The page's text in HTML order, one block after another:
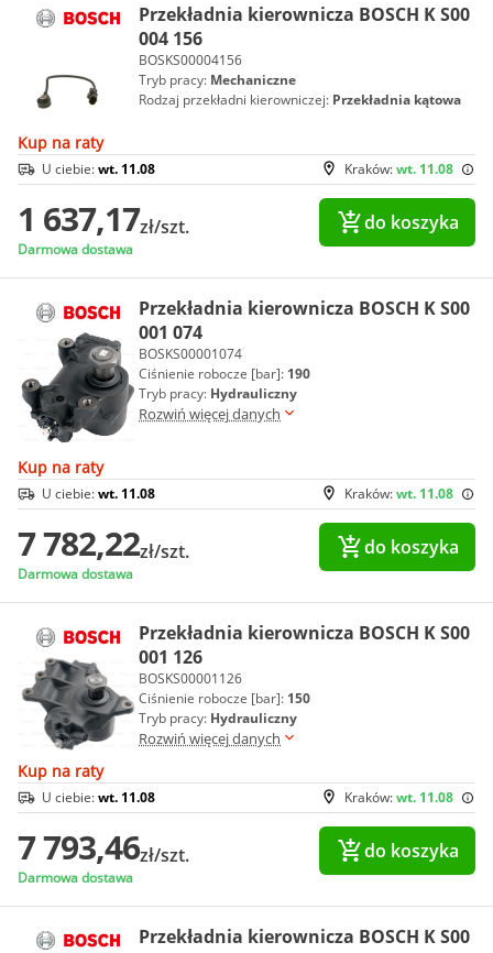
Przekładnia kierownicza BOSCH K S00
004 156
BOSKS00004156
Tryb pracy: Mechaniczne
Rodzaj przekładni kierowniczej: Przekładnia kątowa
Kup na raty
Kraków:wt. 11.08
U ciebie:wt. 11.08
1 637,17zł/szt.
Darmowa dostawa
do koszyka
Przekładnia kierownicza BOSCH K S00
001 074
BOSKS00001074
Ciśnienie robocze [bar]: 190
Tryb pracy: Hydrauliczny
Rozwiń więcej danych
Kup na raty
Kraków:wt. 11.08
U ciebie:wt. 11.08
7 782,22zł/szt.
Darmowa dostawa
do koszyka
Przekładnia kierownicza BOSCH K S00
001 126
BOSKS00001126
Ciśnienie robocze [bar]: 150
Tryb pracy: Hydrauliczny
Rozwiń więcej danych
Kup na raty
Kraków:wt. 11.08
U ciebie:wt. 11.08
7 793,46zł/szt.
Darmowa dostawa
do koszyka
Przekładnia kierownicza BOSCH K S00